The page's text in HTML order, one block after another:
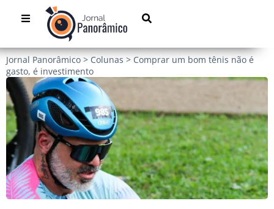
Jornal Panorâmico > Colunas > Comprar um bom tênis não é
gasto, é investimento